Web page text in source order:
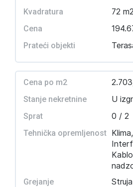
Kvadratura 72 m2
Cena
Prateći objekti
Cena po m2
Stanje nekretnine U
Sprat 0 / 2
Tehnička opremljenost
Grejanje Struja